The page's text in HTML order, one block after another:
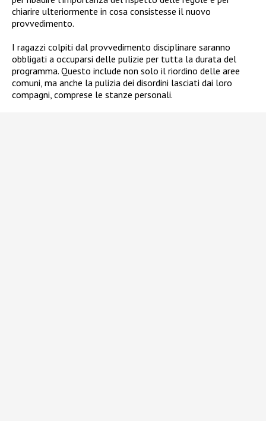
chiarire ulteriormente in cosa consistesse il nuovo
provvedimento.
I ragazzi colpiti dal provvedimento disciplinare saranno
obbligati a occuparsi delle pulizie per tutta la durata del
programma. Questo include non solo il riordino delle aree
comuni, ma anche la pulizia dei disordini lasciati dai loro
compagni, comprese le stanze personali.